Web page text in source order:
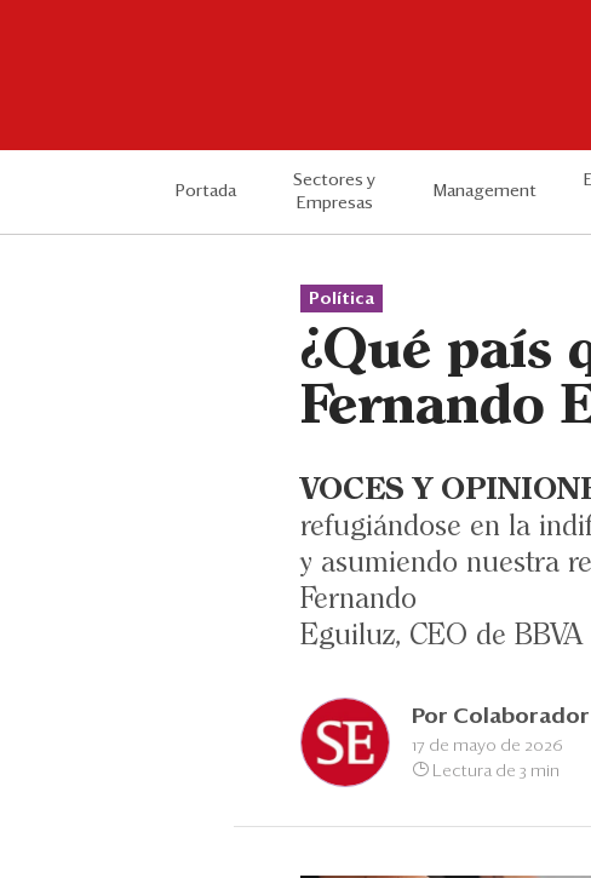
Portada
Sectores y
Empresas
Management
Política
¿Qué país
Fernando
VOCES Y
refugiándose en la
y asumiendo nuestra
Fernando
Eguiluz, CEO de BBVA
Por
17 de mayo de 2026
Lectura de 3 min